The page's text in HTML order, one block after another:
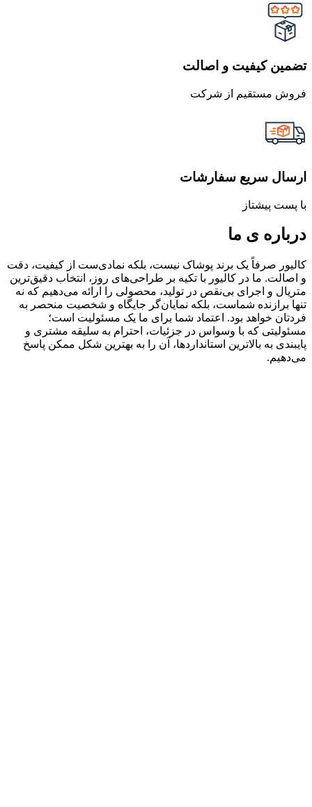
تضمین کیفیت و اصالت
فروش مستقیم از شرکت
ارسال سریع سفارشات
با پست پیشتاز
درباره ی ما
کالیور صرفاً یک برند پوشاک نیست، بلکه نمادی‌ست از کیفیت، دقت
و اصالت. ما در کالیور با تکیه بر طراحی‌های روز، انتخاب دقیق‌ترین
متریال و اجرای بی‌نقص در تولید، محصولی را ارائه می‌دهیم که نه‌
تنها برازنده شماست، بلکه نمایان‌گر جایگاه و شخصیت منحصر به‌
فردتان خواهد بود. اعتماد شما برای ما یک مسئولیت است؛
مسئولیتی که با وسواس در جزئیات، احترام به سلیقه مشتری و
پایبندی به بالاترین استانداردها، آن را به بهترین شکل ممکن پاسخ
می‌دهیم.